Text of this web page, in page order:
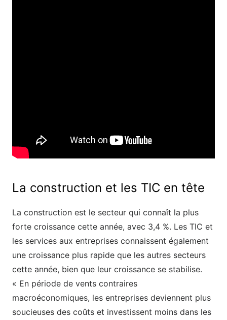
La construction et les TIC en tête
La construction est le secteur qui connaît la plus
forte croissance cette année, avec 3,4 %. Les TIC et
les services aux entreprises connaissent également
une croissance plus rapide que les autres secteurs
cette année, bien que leur croissance se stabilise.
« En période de vents contraires
macroéconomiques, les entreprises deviennent plus
soucieuses des coûts et investissent moins dans les